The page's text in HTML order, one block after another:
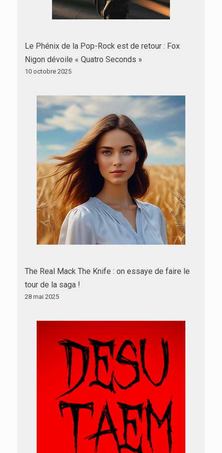
Le Phénix de la Pop-Rock est de retour : Fox
Nigon dévoile « Quatro Seconds »
10 octobre 2025
The Real Mack The Knife : on essaye de faire le
tour de la saga !
28 mai 2025